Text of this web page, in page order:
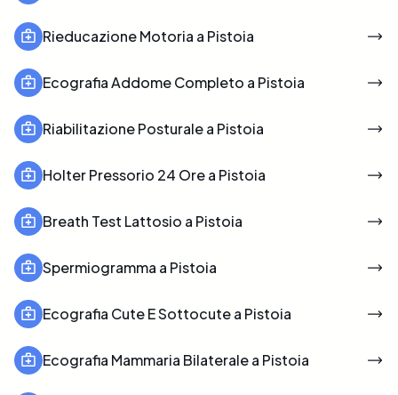
Rieducazione Motoria a Pistoia
Ecografia Addome Completo a Pistoia
Riabilitazione Posturale a Pistoia
Holter Pressorio 24 Ore a Pistoia
Breath Test Lattosio a Pistoia
Spermiogramma a Pistoia
Ecografia Cute E Sottocute a Pistoia
Ecografia Mammaria Bilaterale a Pistoia